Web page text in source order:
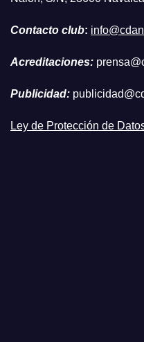
Contacto club:
Acreditaciones:
Publicidad:
Ley de Protección de